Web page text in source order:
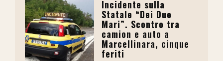
Incidente sulla
Statale “Dei Due
Mari”. Scontro tra
camion e auto a
Marcellinara, cinque
feriti